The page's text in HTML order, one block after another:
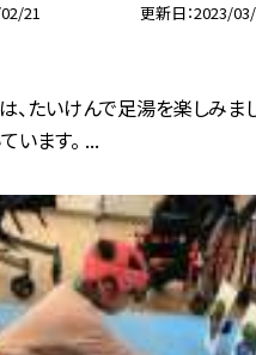
21 更新日 2023/
は、たいけんで足湯を楽しみま
います。 ...